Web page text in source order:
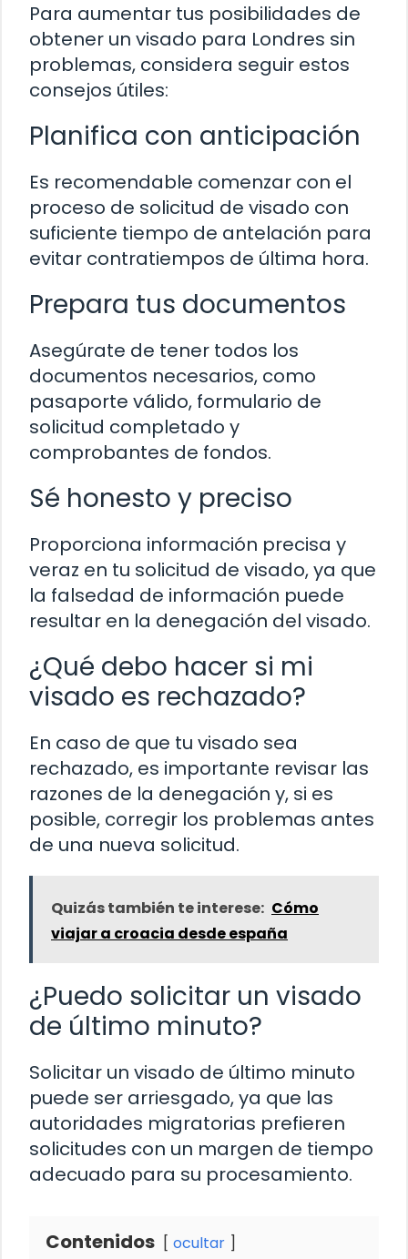
Para aumentar tus posibilidades de
obtener un visado para Londres sin
problemas, considera seguir estos
consejos útiles:
Planifica con anticipación
Es recomendable comenzar con el
proceso de solicitud de visado con
suficiente tiempo de antelación para
evitar contratiempos de última hora.
Prepara tus documentos
Asegúrate de tener todos los
documentos necesarios, como
pasaporte válido, formulario de
solicitud completado y
comprobantes de fondos.
Sé honesto y preciso
Proporciona información precisa y
veraz en tu solicitud de visado, ya que
la falsedad de información puede
resultar en la denegación del visado.
¿Qué debo hacer si mi
visado es rechazado?
En caso de que tu visado sea
rechazado, es importante revisar las
razones de la denegación y, si es
posible, corregir los problemas antes
de una nueva solicitud.
Quizás también te interese: Cómo
viajar a croacia desde españa
¿Puedo solicitar un visado
de último minuto?
Solicitar un visado de último minuto
puede ser arriesgado, ya que las
autoridades migratorias prefieren
solicitudes con un margen de tiempo
adecuado para su procesamiento.
Contenidos ocultar